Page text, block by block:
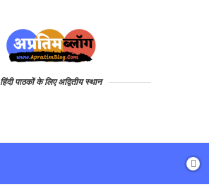
हिंदी पाठकों के लिए अद्वितीय स्थान